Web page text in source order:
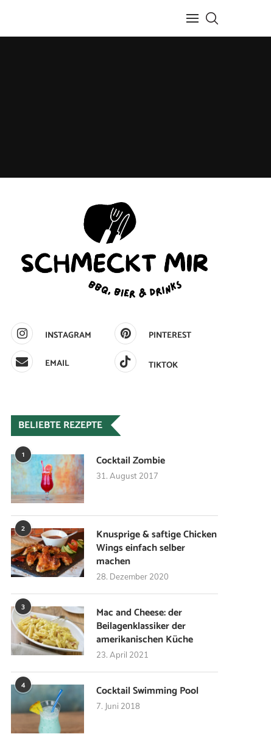
INSTAGRAM
PINTEREST
EMAIL
TIKTOK
BELIEBTE REZEPTE
1 Cocktail Zombie
31. August 2017
2
Knusprige & saftige Chicken
Wings einfach selber
machen
28. Dezember 2020
3
Mac and Cheese: der
Beilagenklassiker der
amerikanischen Küche
23. April 2021
4 Cocktail Swimming Pool
7. Juni 2018